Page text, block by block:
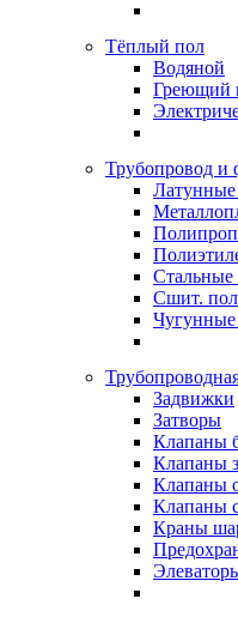
Тёплый пол
Водяной
Греющий
Трубопровод и
Сшит.
Задвижки
Затворы
Клапаны
Клапаны
Клапаны
Клапаны
Краны